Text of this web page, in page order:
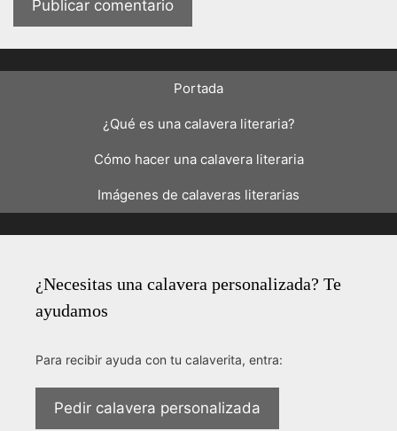
Portada
¿Qué es una calavera literaria?
Cómo hacer una calavera literaria
Imágenes de calaveras literarias
¿Necesitas una calavera personalizada? Te
ayudamos
Para recibir ayuda con tu calaverita, entra:
Pedir calavera personalizada